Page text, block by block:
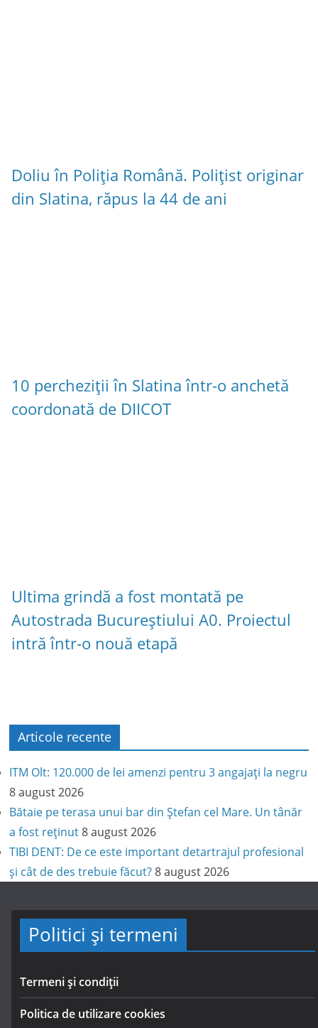
Doliu în Poliția Română. Polițist originar
din Slatina, răpus la 44 de ani
10 percheziții în Slatina într-o anchetă
coordonată de DIICOT
Ultima grindă a fost montată pe
Autostrada Bucureștiului A0. Proiectul
intră într-o nouă etapă
Articole recente
ITM Olt: 120.000 de lei amenzi pentru 3 angajați la negru
8 august 2026
Bătaie pe terasa unui bar din Ștefan cel Mare. Un tânăr
a fost reținut 8 august 2026
TIBI DENT: De ce este important detartrajul profesional
și cât de des trebuie făcut? 8 august 2026
Politici și termeni
Termeni și condiții
Politica de utilizare cookies